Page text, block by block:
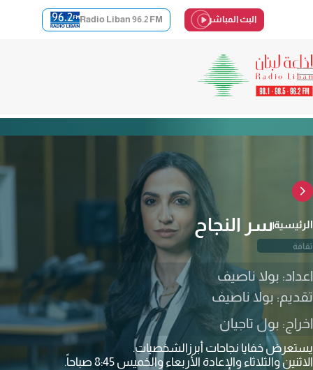
البث المباشر Radio Liban 96.2 FM
الرئيسيةسر النجاح
ثقافة
اعداد: بولا ناصيف
تقديم: بولا ناصيف
اخراج: بول تاجيان
يستعرض خفايا نجاحات أبرزالشخصيات.
الاثنين والثلاثاء والإعادة الأربعاء والخميس 8:45 صباحاً
.